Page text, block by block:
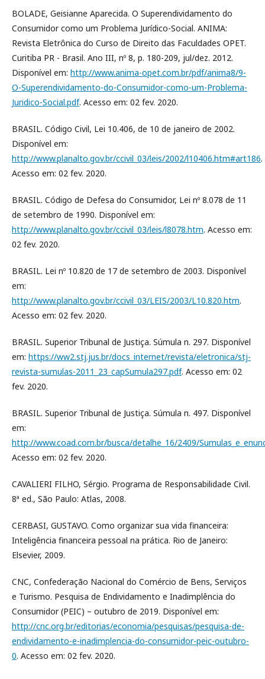
BOLADE, Geisianne Aparecida. O Superendividamento do
Consumidor como um Problema Jurídico-Social. ANIMA:
Revista Eletrônica do Curso de Direito das Faculdades OPET.
Curitiba PR - Brasil. Ano III, nº 8, p. 180-209, jul/dez. 2012.
Disponível em: http://www.anima-opet.com.br/pdf/anima8/9-
O-Superendividamento-do-Consumidor-como-um-Problema-
Juridico-Social.pdf. Acesso em: 02 fev. 2020.
BRASIL. Código Civil, Lei 10.406, de 10 de janeiro de 2002.
Disponível em:
http://www.planalto.gov.br/ccivil_03/leis/2002/l10406.htm#art186.
Acesso em: 02 fev. 2020.
BRASIL. Código de Defesa do Consumidor, Lei nº 8.078 de 11
de setembro de 1990. Disponível em:
http://www.planalto.gov.br/ccivil_03/leis/l8078.htm. Acesso em:
02 fev. 2020.
BRASIL. Lei nº 10.820 de 17 de setembro de 2003. Disponível
em:
http://www.planalto.gov.br/ccivil_03/LEIS/2003/L10.820.htm.
Acesso em: 02 fev. 2020.
BRASIL. Superior Tribunal de Justiça. Súmula n. 297. Disponível
em: https://ww2.stj.jus.br/docs_internet/revista/eletronica/stj-
revista-sumulas-2011_23_capSumula297.pdf. Acesso em: 02
fev. 2020.
BRASIL. Superior Tribunal de Justiça. Súmula n. 497. Disponível
em:
http://www.coad.com.br/busca/detalhe_16/2409/
Acesso em: 02 fev. 2020.
CAVALIERI FILHO, Sérgio. Programa de Responsabilidade Civil.
8ª ed., São Paulo: Atlas, 2008.
CERBASI, GUSTAVO. Como organizar sua vida financeira:
Inteligência financeira pessoal na prática. Rio de Janeiro:
Elsevier, 2009.
CNC, Confederação Nacional do Comércio de Bens, Serviços
e Turismo. Pesquisa de Endividamento e Inadimplência do
Consumidor (PEIC) – outubro de 2019. Disponível em:
http://cnc.org.br/editorias/economia/pesquisas/pesquisa-de-
endividamento-e-inadimplencia-do-consumidor-peic-outubro-
0. Acesso em: 02 fev. 2020.